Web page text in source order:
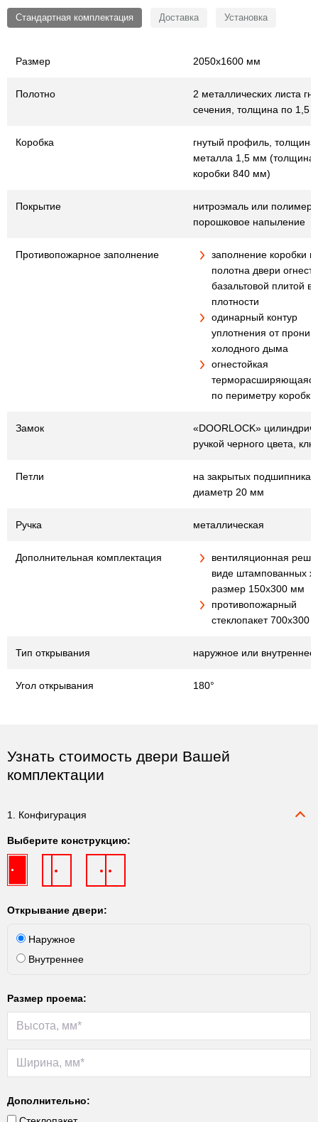
Стандартная комплектация Доставка Установка
Размер 2050х1600 мм
Полотно
2 металлических листа
сечения, толщина по 1,5
Коробка
гнутый профиль, толщина
металла 1,5 мм (толщина
коробки 840 мм)
Покрытие
нитроэмаль или
порошковое напыление
Противопожарное заполнение
заполнение коробки и
полотна двери
базальтовой плитой
плотности
одинарный контур
уплотнения от
холодного дыма
огнестойкая
по периметру коробки
Замок
«DOORLOCK»
ручкой черного цвета,
Петли
на закрытых подшипниках,
диаметр 20 мм
Ручка металлическая
Дополнительная комплектация
вентиляционная
виде штампованных
размер 150х300 мм
противопожарный
стеклопакет 700х300
Тип открывания наружное или внутреннее
Угол открывания 180°
Узнать стоимость двери Вашей
комплектации
1. Конфигурация
Выберите конструкцию:
Открывание двери:
Наружное
Внутреннее
Размер проема:
Дополнительно: